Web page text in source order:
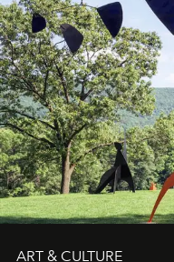
ART & CULTURE